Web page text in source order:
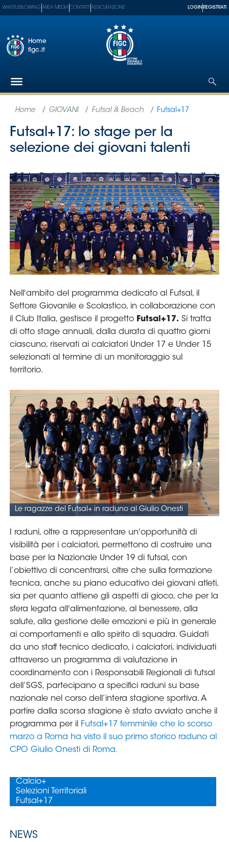
Federazione
Nazionali
Partner
Paralimpico
Serie
A
Women
Serie
B
Femminile
Museo
Calcio
nazionali
Cerca
Whistleblowing
Media
Assicurazione
Social media
WHISTLEBLOWING AREA MEDIA CONTATTI ASSICURAZIONE LOGIN REGISTRATI
Home
figc.it